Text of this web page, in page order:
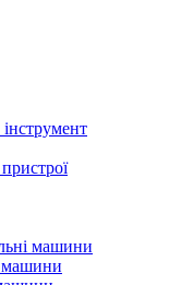
машини
машини